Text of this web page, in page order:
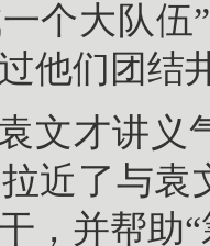
个大队伍
他们团结
文才讲义
近了与
，并帮助